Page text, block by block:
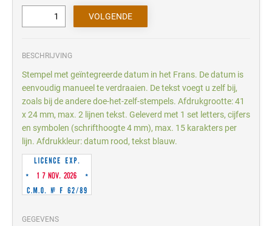
BESCHRIJVING
Stempel met geïntegreerde datum in het Frans. De datum is
eenvoudig manueel te verdraaien. De tekst voegt u zelf bij,
zoals bij de andere doe-het-zelf-stempels. Afdrukgrootte: 41
x 24 mm, max. 2 lijnen tekst. Geleverd met 1 set letters, cijfers
en symbolen (schrifthoogte 4 mm), max. 15 karakters per
lijn. Afdrukkleur: datum rood, tekst blauw.
GEGEVENS